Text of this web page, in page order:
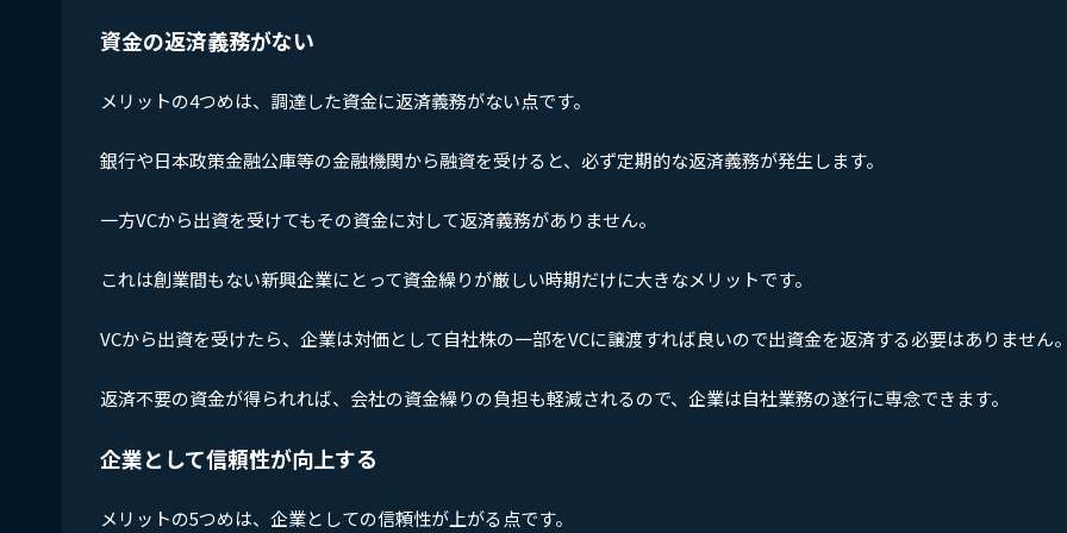
資金の返済義務がない
メリットの4つめは、調達した資金に返済義務がない点です。
銀行や日本政策金融公庫等の金融機関から融資を受けると、必ず定期的な返済義務が発生します。
一方VCから出資を受けてもその資金に対して返済義務がありません。
これは創業間もない新興企業にとって資金繰りが厳しい時期だけに大きなメリットです。
VCから出資を受けたら、企業は対価として自社株の一部をVCに譲渡すれば良いので出資金を返済する必要はありません
返済不要の資金が得られれば、会社の資金繰りの負担も軽減されるので、企業は自社業務の遂行に専念できます。
企業として信頼性が向上する
メリットの5つめは、企業としての信頼性が上がる点です。